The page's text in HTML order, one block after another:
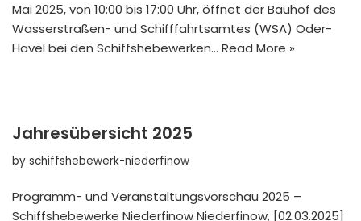
Mai 2025, von 10:00 bis 17:00 Uhr, öffnet der Bauhof des
Wasserstraßen- und Schifffahrtsamtes (WSA) Oder-
Havel bei den Schiffshebewerken… Read More »
Jahresübersicht 2025
by schiffshebewerk-niederfinow
Programm- und Veranstaltungsvorschau 2025 –
Schiffshebewerke Niederfinow Niederfinow, [02.03.2025]